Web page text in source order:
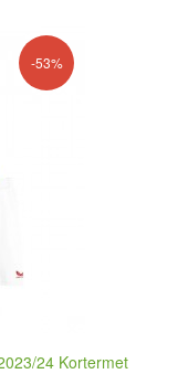
-53%
24 Kortermet